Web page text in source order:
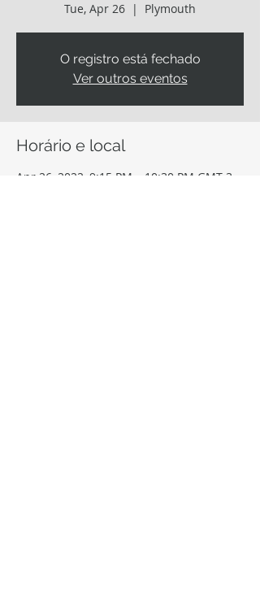
Tue, Apr 26
  |
Plymouth
O registro está fechado
Ver outros eventos
Horário e local
Apr 26, 2022, 9:15 PM – 10:30 PM GMT-3